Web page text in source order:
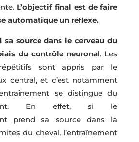
L’objectif final est de faire
automatique un réflexe.
sa source dans le cerveau du
du contrôle neuronal. Les
sont appris par le
central, et c’est notamment
se distingue du
En effet, si le
prend sa source dans la
du cheval, l’entraînement